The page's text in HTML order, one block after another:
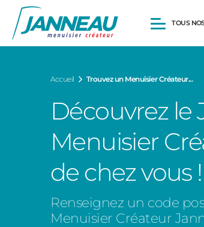
TOUS
Baies vitrées
Volets roulants
Portails et portillons
Carports
Clôtures
Accueil Trouvez un Menuisier Créateur...
Découvrez le
Menuisier
de chez vous !
Renseignez un code
Menuisier Créateur